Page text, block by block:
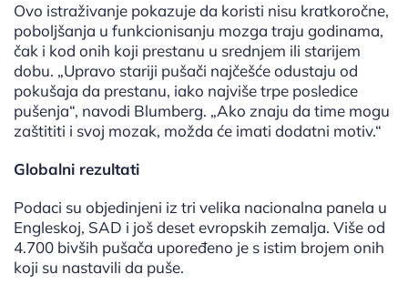
Ovo istraživanje pokazuje da koristi nisu kratkoročne,
poboljšanja u funkcionisanju mozga traju godinama,
čak i kod onih koji prestanu u srednjem ili starijem
dobu. „Upravo stariji pušači najčešće odustaju od
pokušaja da prestanu, iako najviše trpe posledice
pušenja“, navodi Blumberg. „Ako znaju da time mogu
zaštititi i svoj mozak, možda će imati dodatni motiv.“
Globalni rezultati
Podaci su objedinjeni iz tri velika nacionalna panela u
Engleskoj, SAD i još deset evropskih zemalja. Više od
4.700 bivših pušača upoređeno je s istim brojem onih
koji su nastavili da puše.